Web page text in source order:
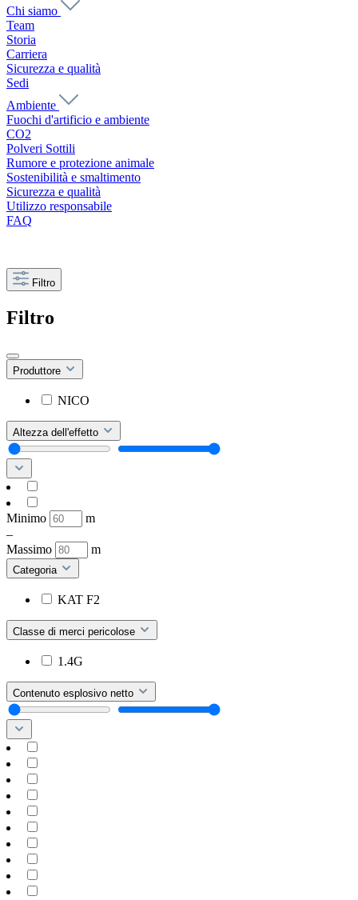
Chi siamo
Team
Storia
Carriera
Sicurezza e qualità
Sedi
Ambiente
Fuochi d'artificio e ambiente
CO2
Polveri Sottili
Rumore e protezione animale
Sostenibilità e smaltimento
Sicurezza e qualità
Utilizzo responsabile
FAQ
Filtro
Filtro
Produttore
NICO
Altezza dell'effetto
Minimo
m
–
Massimo
m
Categoria
KAT F2
Classe di merci pericolose
1.4G
Contenuto esplosivo netto